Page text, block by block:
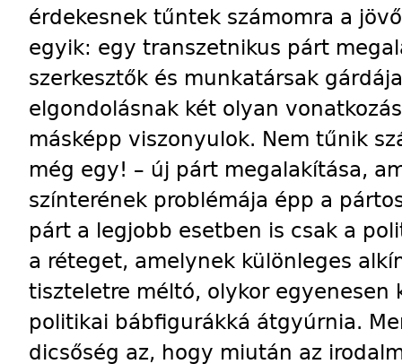
érdekesnek tűntek számomra a
egyik: egy transzetnikus párt
szerkesztők és munkatársak
elgondolásnak két olyan
másképp viszonyulok. Nem tűnik
még egy! – új párt megalakítása,
színterének problémája épp a
párt a legjobb esetben is csak a
a réteget, amelynek különleges
tiszteletre méltó, olykor egyenesen
politikai bábfigurákká átgyúrnia.
dicsőség az, hogy miután az